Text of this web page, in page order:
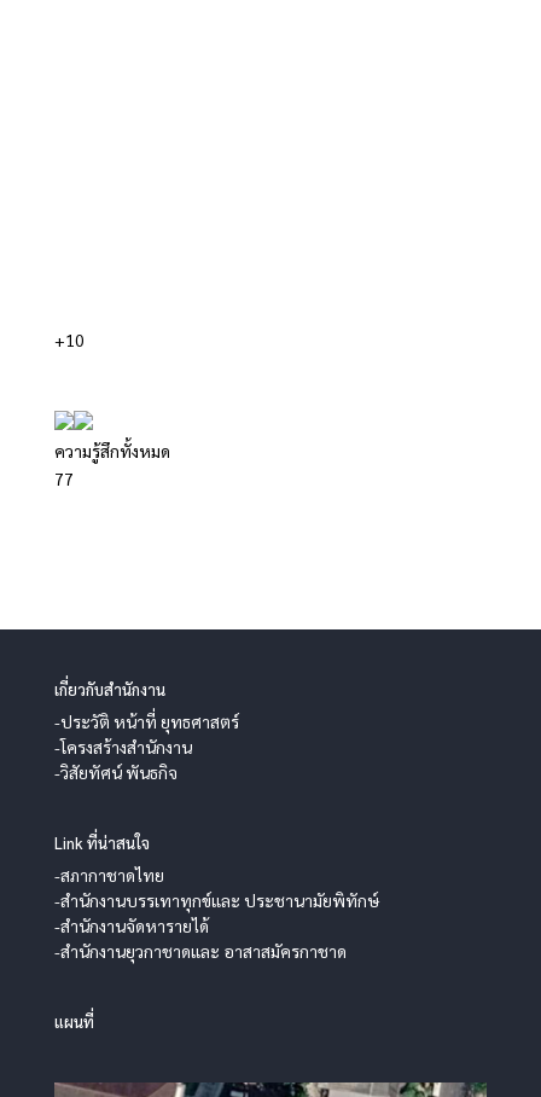
+10
ความรู้สึกทั้งหมด
77
เกี่ยวกับสำนักงาน
-ประวัติ หน้าที่ ยุทธศาสตร์
-โครงสร้างสำนักงาน
-วิสัยทัศน์ พันธกิจ
Link ที่น่าสนใจ
-สภากาชาดไทย
-สำนักงานบรรเทาทุกข์และ ประชานามัยพิทักษ์
-สำนักงานจัดหารายได้
-สำนักงานยุวกาชาดและ อาสาสมัครกาชาด
แผนที่